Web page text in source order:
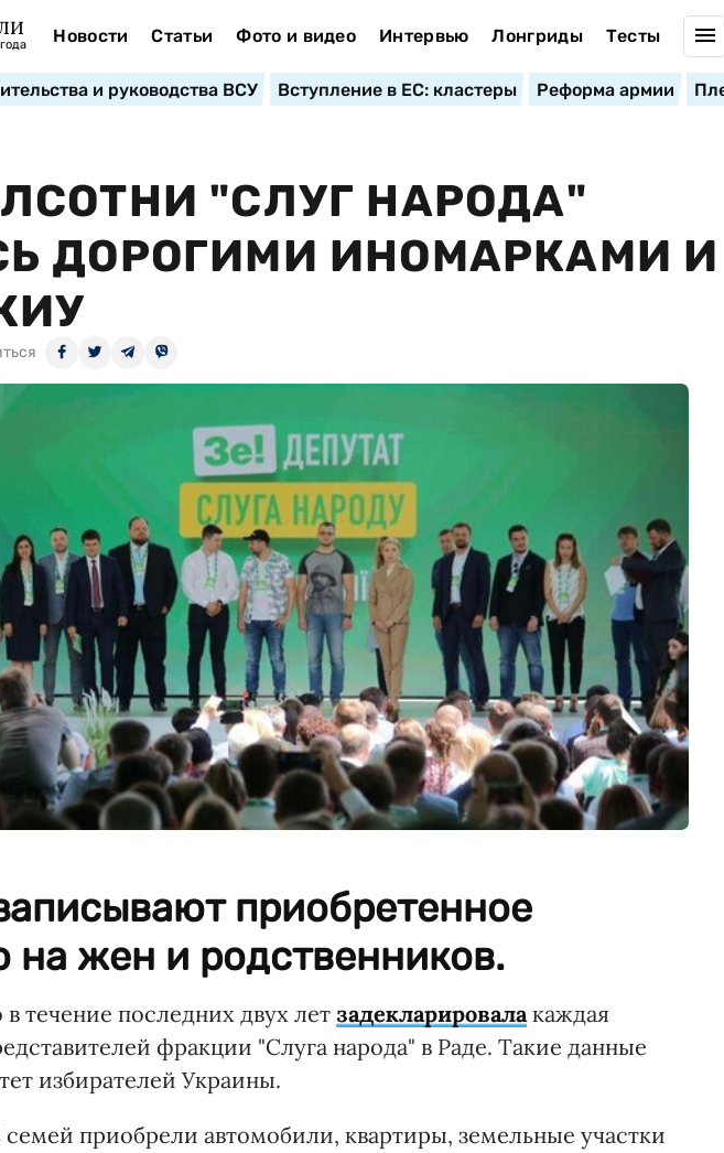
Новости Статьи Фото и видео Интервью Лонгриды Тесты
и руководства ВСУ Вступление в ЕС: кластеры Реформа армии
"СЛУГ НАРОДА"
ДОРОГИМИ ИНОМАРКАМИ И
приобретенное
на жен и родственников.
течение последних двух лет задекларировалакаждая
фракции "Слуга народа" в Раде. Такие данные
избирателей Украины.
семей приобрели автомобили, квартиры, земельные участки